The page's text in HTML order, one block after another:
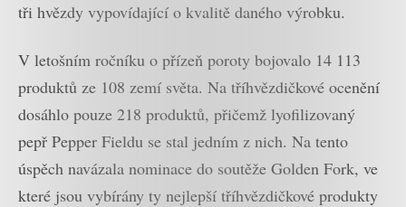
tři hvězdy vypovídající o kvalitě daného výrobku.
V letošním ročníku o přízeň poroty bojovalo 14 113
produktů ze 108 zemí světa. Na tříhvězdičkové ocenění
dosáhlo pouze 218 produktů, přičemž lyofilizovaný
pepř Pepper Fieldu se stal jedním z nich. Na tento
úspěch navázala nominace do soutěže Golden Fork, ve
které jsou vybírány ty nejlepší tříhvězdičkové produkty